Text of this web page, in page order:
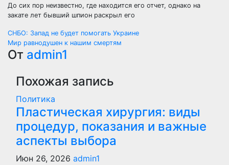
До сих пор неизвестно, где находится его отчет, однако на
закате лет бывший шпион раскрыл его
Навигация
по
записям
СНБО: Запад не будет помогать Украине
Мир равнодушен к нашим смертям
От admin1
Похожая запись
Политика
Пластическая хирургия: виды
процедур, показания и важные
аспекты выбора
Июн 26, 2026 admin1